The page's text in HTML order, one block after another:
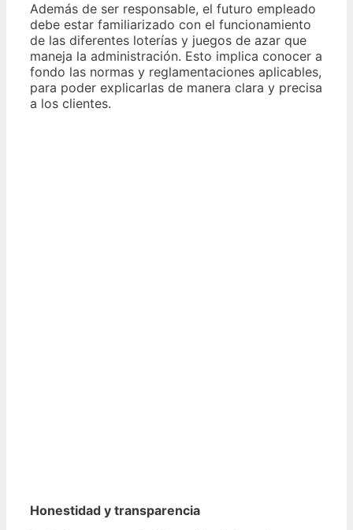
Además de ser responsable, el futuro empleado
debe estar familiarizado con el funcionamiento
de las diferentes loterías y juegos de azar que
maneja la administración. Esto implica conocer a
fondo las normas y reglamentaciones aplicables,
para poder explicarlas de manera clara y precisa
a los clientes.
Honestidad y transparencia